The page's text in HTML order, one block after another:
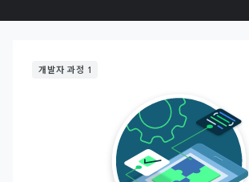
개발자 과정 1